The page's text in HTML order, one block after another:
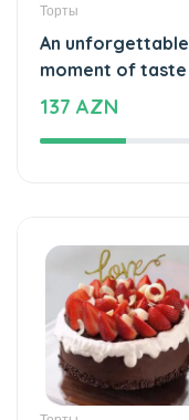
Торты
An unforgettable
moment of taste
137 AZN